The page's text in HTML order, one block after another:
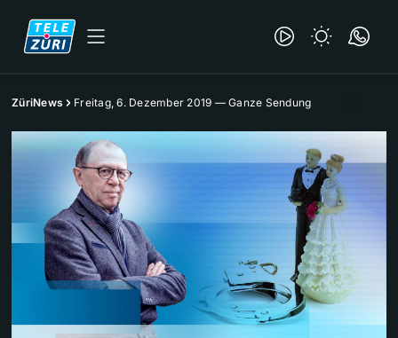
ZüriNews Freitag, 6. Dezember 2019 — Ganze Sendung